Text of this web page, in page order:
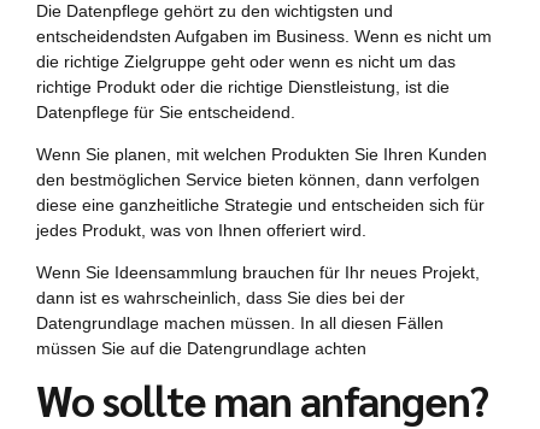
Die Datenpflege gehört zu den wichtigsten und
entscheidendsten Aufgaben im Business. Wenn es nicht um
die richtige Zielgruppe geht oder wenn es nicht um das
richtige Produkt oder die richtige Dienstleistung, ist die
Datenpflege für Sie entscheidend.
Wenn Sie planen, mit welchen Produkten Sie Ihren Kunden
den bestmöglichen Service bieten können, dann verfolgen
diese eine ganzheitliche Strategie und entscheiden sich für
jedes Produkt, was von Ihnen offeriert wird.
Wenn Sie Ideensammlung brauchen für Ihr neues Projekt,
dann ist es wahrscheinlich, dass Sie dies bei der
Datengrundlage machen müssen. In all diesen Fällen
müssen Sie auf die Datengrundlage achten
Wo sollte man anfangen?